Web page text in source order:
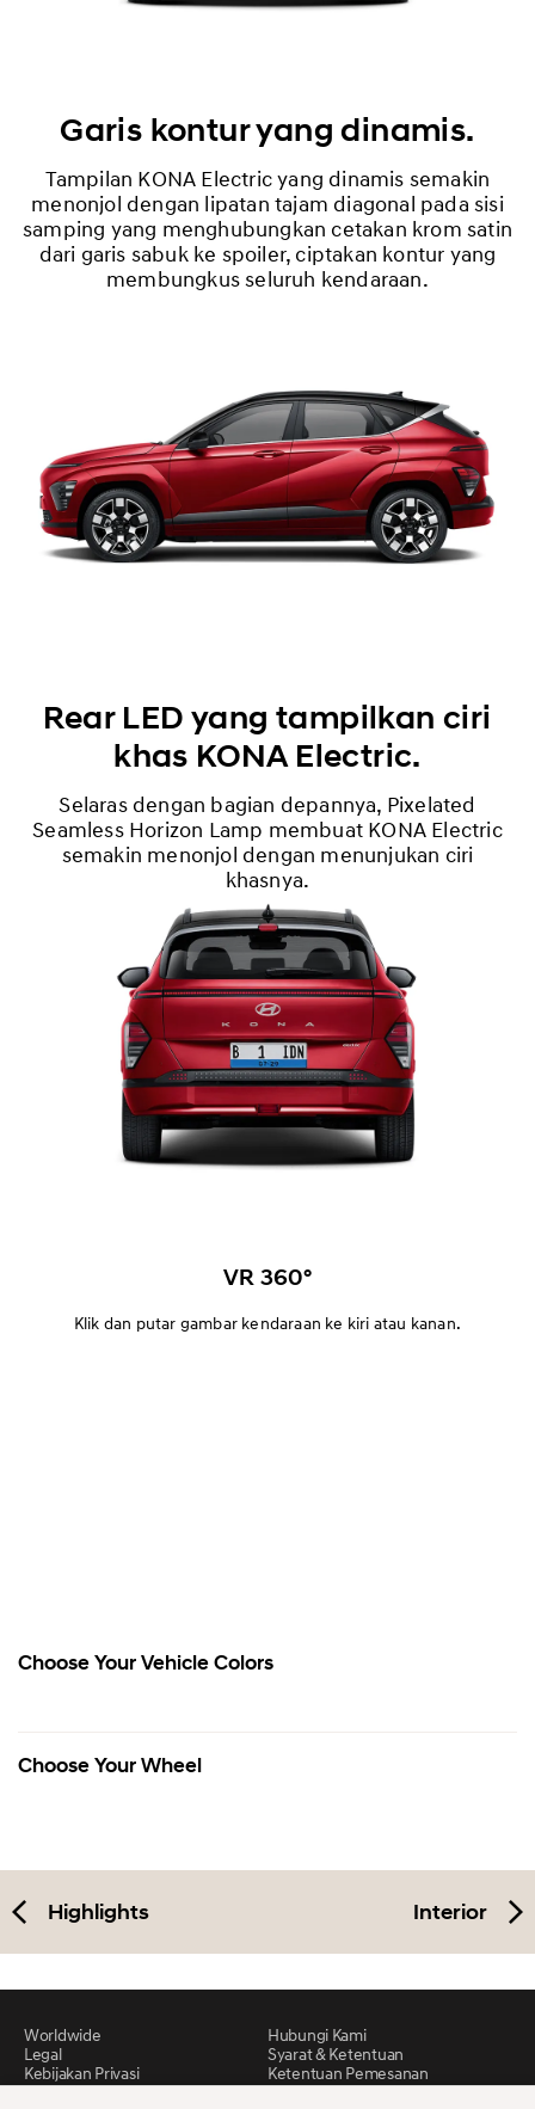
Garis kontur yang dinamis.
Tampilan KONA Electric yang dinamis semakin
menonjol dengan lipatan tajam diagonal pada sisi
samping yang menghubungkan cetakan krom satin
dari garis sabuk ke spoiler, ciptakan kontur yang
membungkus seluruh kendaraan.
Rear LED yang tampilkan ciri
khas KONA Electric.
Selaras dengan bagian depannya, Pixelated
Seamless Horizon Lamp membuat KONA Electric
semakin menonjol dengan menunjukan ciri
khasnya.
VR 360°
Klik dan putar gambar kendaraan ke kiri atau kanan.
Choose Your Vehicle Colors
Choose Your Wheel
Highlights Interior
Worldwide
Hubungi Kami
Legal
Syarat & Ketentuan
Kebijakan Privasi
Ketentuan Pemesanan
Peta situs